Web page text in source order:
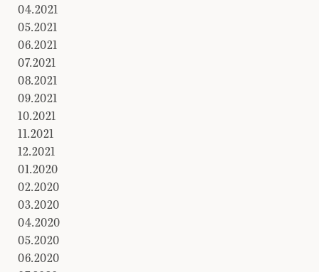
04.2021
05.2021
06.2021
07.2021
08.2021
09.2021
10.2021
11.2021
12.2021
01.2020
02.2020
03.2020
04.2020
05.2020
06.2020